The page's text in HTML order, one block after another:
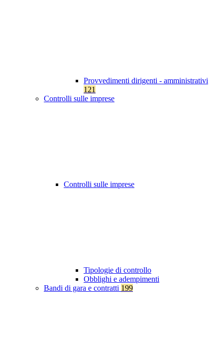
Provvedimenti dirigenti - amministrativi
121
Controlli sulle imprese
Controlli sulle imprese
Tipologie di controllo
Obblighi e adempimenti
Bandi di gara e contratti 199